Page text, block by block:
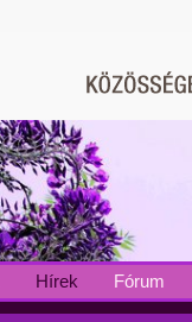
Hírek Fórum